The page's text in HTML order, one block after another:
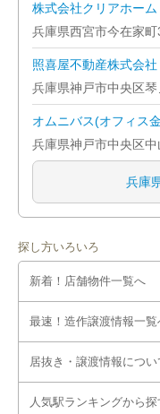
株式会社クリアホーム
兵庫県西宮市今在家
照喜屋不動産株式会社
兵庫県神戸市中央区
オムニバス(オフィス
兵庫県神戸市中央区
兵庫
探し方いろいろ
新着！店舗物件一覧へ
最速！造作譲渡情報一覧
居抜き・譲渡情報につい
人気駅ランキングから探